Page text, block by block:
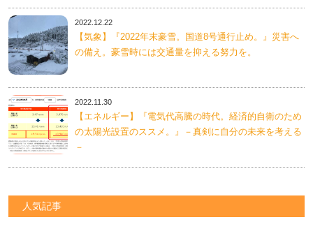
2022.12.22
【気象】『2022年末豪雪。国道8号通行止め。』災害へ
の備え。豪雪時には交通量を抑える努力を。
2022.11.30
【エネルギー】『電気代高騰の時代。経済的自衛のため
の太陽光設置のススメ。』－真剣に自分の未来を考える
－
人気記事